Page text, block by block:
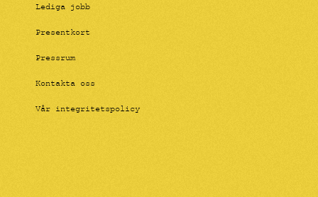
Lediga jobb
Presentkort
Pressrum
Kontakta oss
Vår integritetspolicy